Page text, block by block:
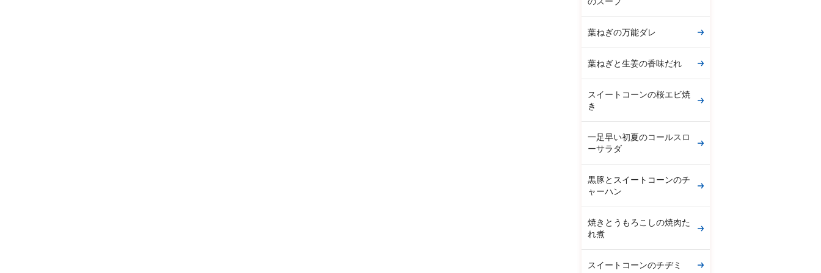
葉ねぎの万能ダレ
葉ねぎと生姜の香味だれ
スイートコーンの桜エビ焼
き
一足早い初夏のコールスロ
ーサラダ
黒豚とスイートコーンのチ
ャーハン
焼きとうもろこしの焼肉た
れ煮
スイートコーンのチヂミ